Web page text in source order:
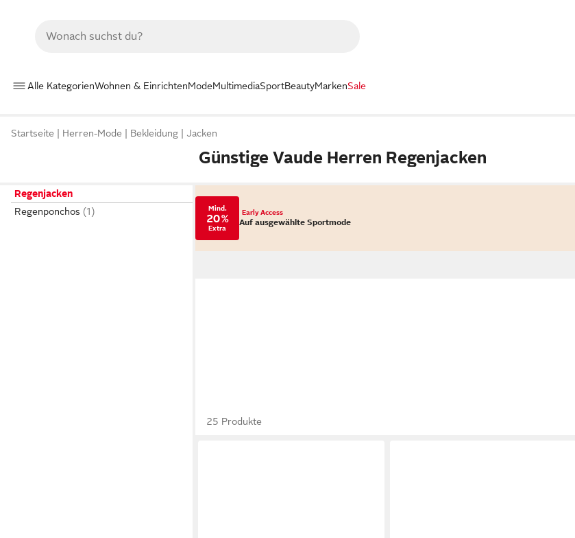
Alle KategorienWohnen & EinrichtenModeMultimediaSportBeautyMarkenSale
Startseite Herren-Mode Bekleidung Jacken
Günstige Vaude Herren Regenjacken
Regenjacken
Regenponchos
Mind.
20 %
Extra
Early Access
Auf ausgewählte Sportmode
25 Produkte